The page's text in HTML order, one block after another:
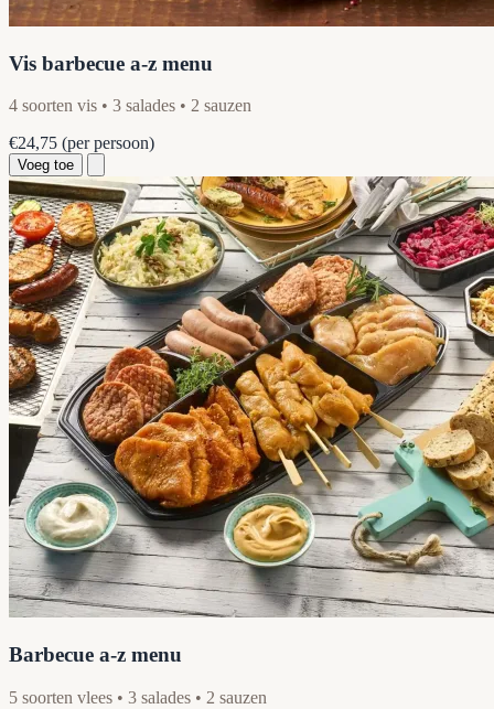
Vis barbecue a-z menu
4 soorten vis • 3 salades • 2 sauzen
€24,75 (per persoon)
Voeg toe
Barbecue a-z menu
5 soorten vlees • 3 salades • 2 sauzen